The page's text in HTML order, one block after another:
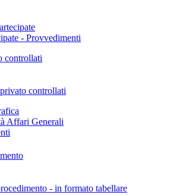
- Provvedimenti
controllati
controllati
Affari Generali
- in formato tabellare